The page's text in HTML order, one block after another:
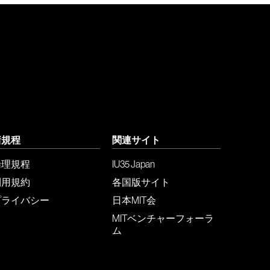
程
規程
規約
イバシー
関連サイト
IU35 Japan
各国版サイト
日本MIT会
MITベンチャーフォーラ
ム